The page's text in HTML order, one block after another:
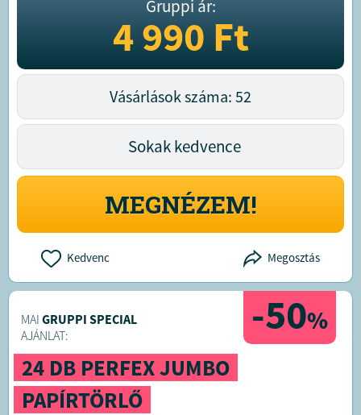
Gruppi ár:
4 990Ft
Vásárlások száma: 52
Sokak kedvence
MEGNÉZEM!
Kedvenc Megosztás
-50%
MAI GRUPPI SPECIAL
AJÁNLAT:
24 DB PERFEX JUMBO
PAPÍRTÖRLŐ